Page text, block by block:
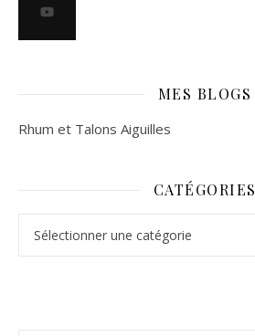
MES BLOGS
Rhum et Talons Aiguilles
CATÉGORIES